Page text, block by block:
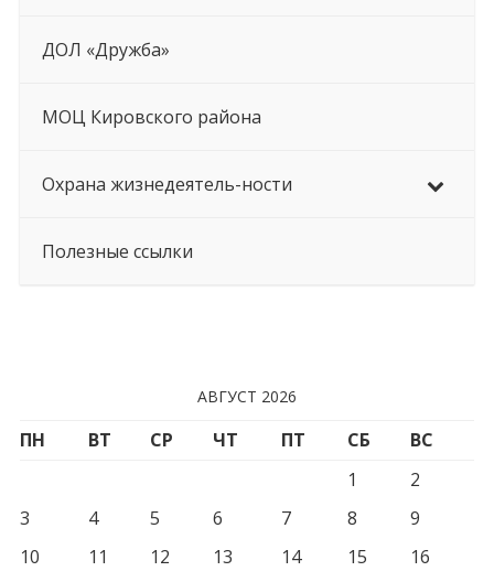
ДОЛ «Дружба»
МОЦ Кировского района
Охрана жизнедеятель-ности
Полезные ссылки
АВГУСТ 2026
ПН ВТ СР ЧТ ПТ СБ
ВС
1
2
3
4 5 6 7 8
9
10
11 12 13 14 15
16